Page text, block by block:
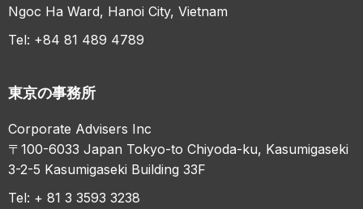
Ngoc Ha Ward, Hanoi City, Vietnam
Tel: +84 81 489 4789
東京の事務所
Corporate Advisers Inc
〒100-6033 Japan Tokyo-to Chiyoda-ku, Kasumigaseki
3-2-5 Kasumigaseki Building 33F
Tel: + 81 3 3593 3238